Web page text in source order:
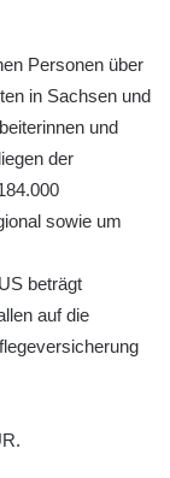
Personen über
in Sachsen und
und
der
sowie um
beträgt
auf die